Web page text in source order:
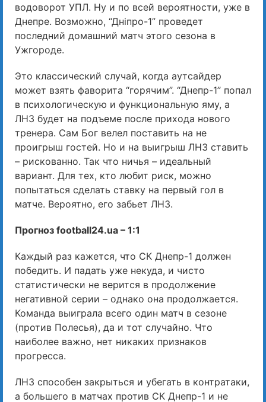
водоворот УПЛ. Ну и по всей вероятности, уже в
Днепре. Возможно, “Дніпро-1” проведет
последний домашний матч этого сезона в
Ужгороде.
Это классический случай, когда аутсайдер
может взять фаворита “горячим”. “Днепр-1” попал
в психологическую и функциональную яму, а
ЛНЗ будет на подъеме после прихода нового
тренера. Сам Бог велел поставить на не
проигрыш гостей. Но и на выигрыш ЛНЗ ставить
– рискованно. Так что ничья – идеальный
вариант. Для тех, кто любит риск, можно
попытаться сделать ставку на первый гол в
матче. Вероятно, его забьет ЛНЗ.
Прогноз football24.ua – 1:1
Каждый раз кажется, что СК Днепр-1 должен
победить. И падать уже некуда, и чисто
статистически не верится в продолжение
негативной серии – однако она продолжается.
Команда выиграла всего один матч в сезоне
(против Полесья), да и тот случайно. Что
наиболее важно, нет никаких признаков
прогресса.
ЛНЗ способен закрыться и убегать в контратаки,
а большего в матчах против СК Днепр-1 и не